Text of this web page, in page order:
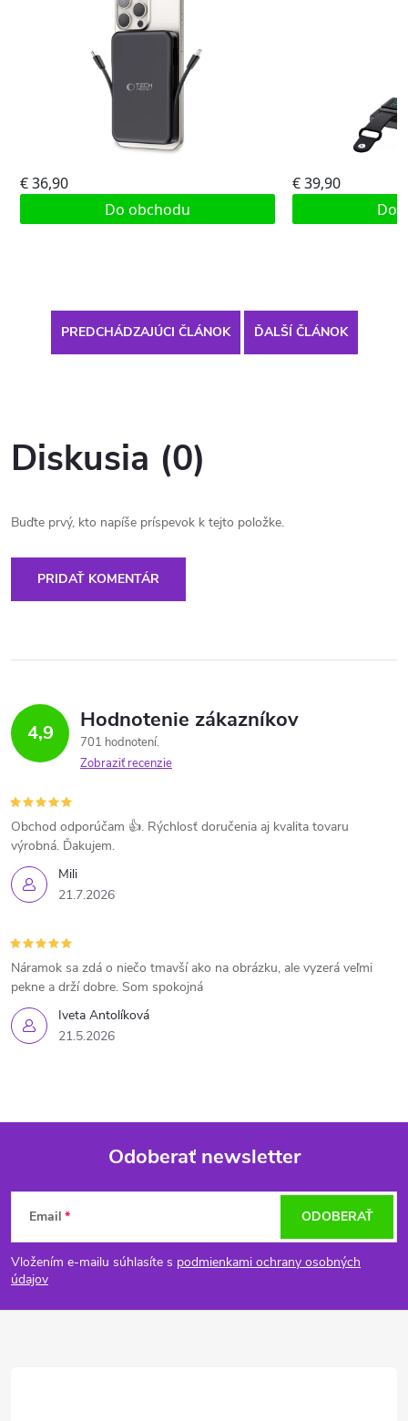
PREDCHÁDZAJÚCI ČLÁNOK ĎALŠÍ ČLÁNOK
Diskusia (0)
Buďte prvý, kto napíše príspevok k tejto položke.
PRIDAŤ KOMENTÁR
4,9 Hodnotenie zákazníkov
701 hodnotení
Zobraziť recenzie
Mili
21.7.2026
Obchod odporúčam 👍. Rýchlosť doručenia aj kvalita tovaru
výrobná. Ďakujem.
Iveta Antolíková
21.5.2026
Náramok sa zdá o niečo tmavší ako na obrázku, ale vyzerá veľmi
pekne a drží dobre. Som spokojná
Z
á
p
Odoberať newsletter
Email
Vložením e-mailu súhlasíte s podmienkami ochrany osobných
údajov
ODOBERAŤ